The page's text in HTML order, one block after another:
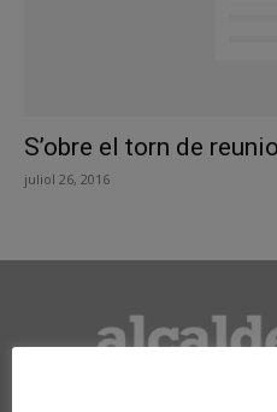
S’obre el torn de
juliol 26, 2016